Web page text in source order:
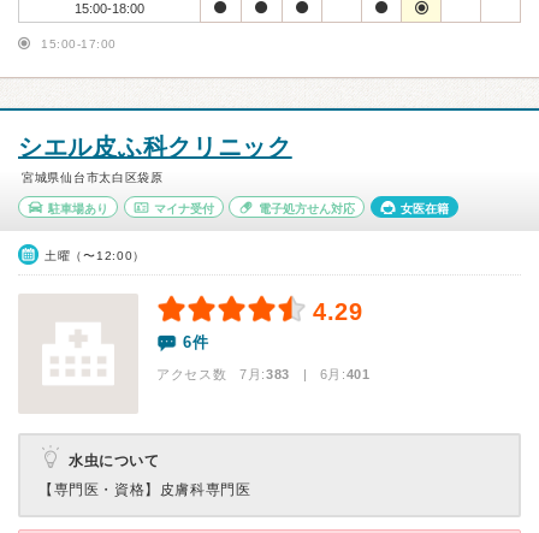
15:00-18:00
15:00-17:00
シエル皮ふ科クリニック
宮城県仙台市太白区袋原
駐車場あり マイナ受付 電子処方せん対応 女医在籍
土曜（〜12:00）
4.29
6件
アクセス数 7月:383 | 6月:401
水虫について
【専門医・資格】 皮膚科専門医